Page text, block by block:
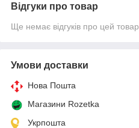
Відгуки про товар
Ще немає відгуків про цей товар
Умови доставки
Нова Пошта
Магазини Rozetka
Укрпошта